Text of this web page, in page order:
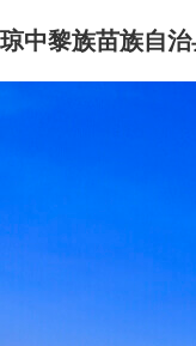
琼中黎族苗族自